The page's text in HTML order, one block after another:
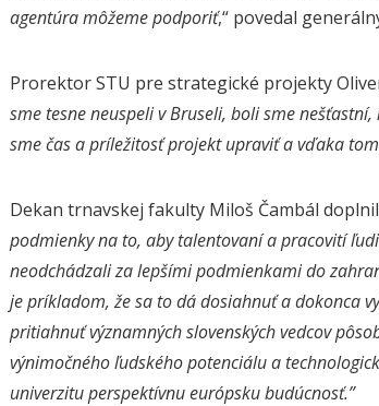
agentúra môžeme podporiť,“ povedal
Prorektor STU pre strategické projekty
sme tesne neuspeli v Bruseli, boli sme
sme čas a príležitosť projekt upraviť a vďaka
Dekan trnavskej fakulty Miloš Čambál
podmienky na to, aby talentovaní a pracovití
neodchádzali za lepšími podmienkami do
je príkladom, že sa to dá dosiahnuť a dokonca
pritiahnuť významných slovenských vedcov
výnimočného ľudského potenciálu a
univerzitu perspektívnu európsku budúcnosť.”